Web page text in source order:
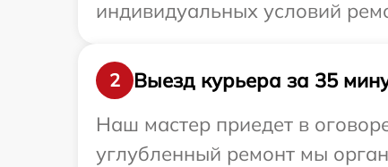
индивидуальных условий
2
Выезд курьера за 35
Наш мастер приедет в
углубленный ремонт мы